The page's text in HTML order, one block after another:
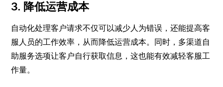
3. 降低运营成本
自动化处理客户请求不仅可以减少人为错误，还能提高客
服人员的工作效率，从而降低运营成本。同时，多渠道自
助服务选项让客户自行获取信息，这也能有效减轻客服工
作量。